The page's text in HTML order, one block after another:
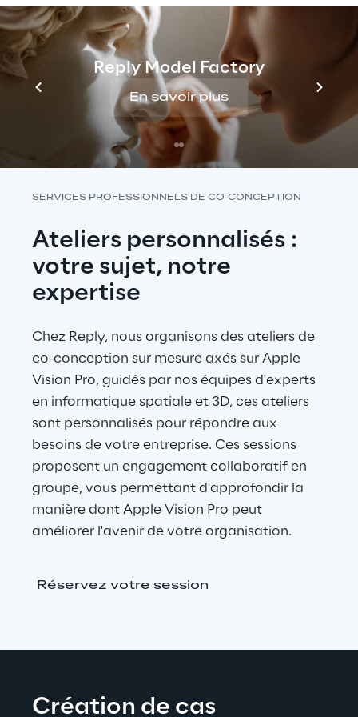
Reply Model Factory
En savoir plus
conception en passant par le
développement de produits, nos équipes
travaillent à la création d'un monde
numérique où les frontières entre le physique
et le virtuel se confondent.
SERVICES PROFESSIONNELS DE CO-CONCEPTION
Ateliers personnalisés :
votre sujet, notre
expertise
Chez Reply, nous organisons des ateliers de
co-conception sur mesure axés sur Apple
Vision Pro, guidés par nos équipes d'experts
en informatique spatiale et 3D, ces ateliers
sont personnalisés pour répondre aux
besoins de votre entreprise. Ces sessions
proposent un engagement collaboratif en
groupe, vous permettant d'approfondir la
manière dont Apple Vision Pro peut
améliorer l'avenir de votre organisation.
Réservez votre session
Création de cas